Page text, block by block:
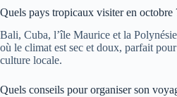
Quels pays tropicaux visiter en octobre
Bali, Cuba, l’île Maurice et la
où le climat est sec et doux, parfait
culture locale.
Quels conseils pour organiser son